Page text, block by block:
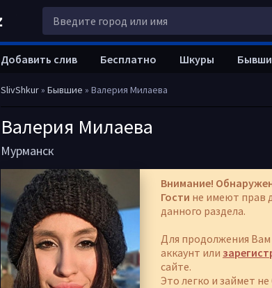
SlivShkur» Бывшие » Валерия Милаева
Валерия Милаева
Мурманск
Внимание!
Гости не имеют прав
данного раздела.
Для продолжения
аккаунт или
сайте.
Это легко и займет
Добавить слив Бесплатно Шкуры